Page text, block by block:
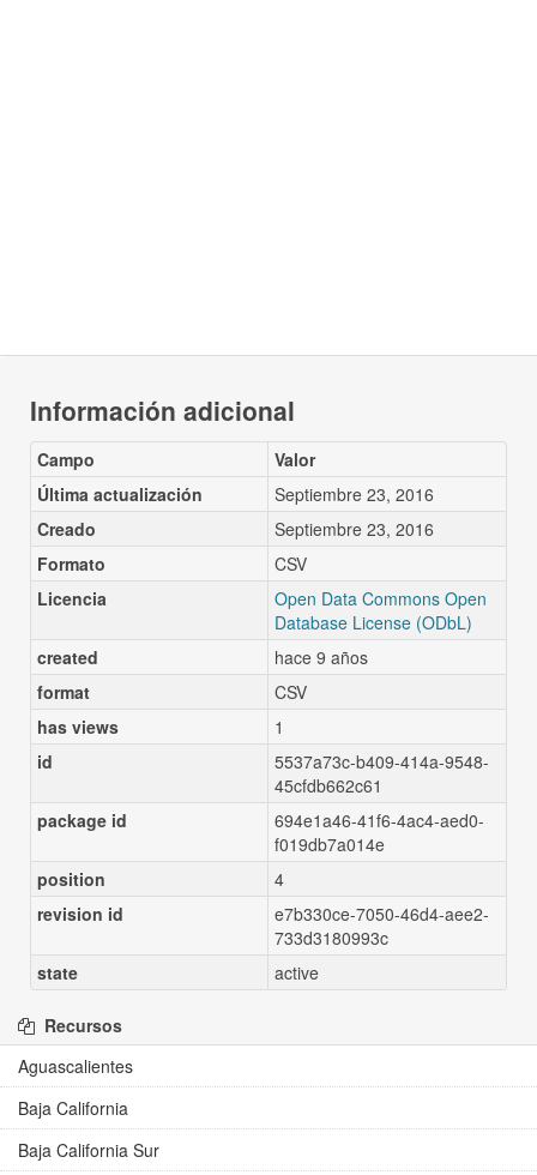
Información adicional
Campo
Valor
Última actualización
Septiembre 23, 2016
Creado
Septiembre 23, 2016
Formato
CSV
Licencia
Open Data Commons Open
Database License (ODbL)
created
hace 9 años
format
CSV
has views
1
id
5537a73c-b409-414a-9548-
45cfdb662c61
package id
694e1a46-41f6-4ac4-aed0-
f019db7a014e
position
4
revision id
e7b330ce-7050-46d4-aee2-
733d3180993c
state
active
Recursos
Aguascalientes
Baja California
Baja California Sur